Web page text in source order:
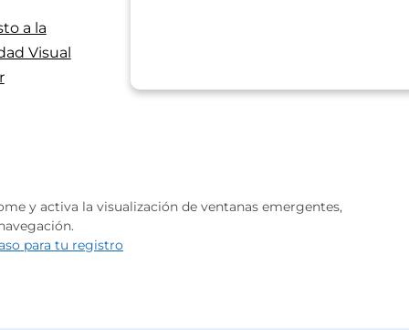
a la
Visual
y activa la visualización de ventanas emergentes,
para tu registro